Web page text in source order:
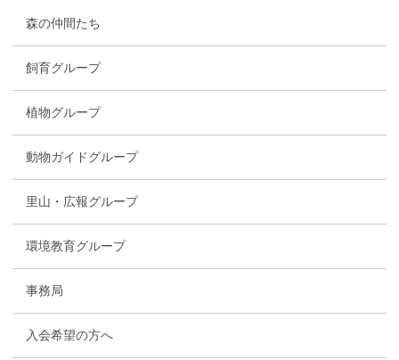
森の仲間たち
飼育グループ
植物グループ
動物ガイドグループ
里山・広報グループ
環境教育グループ
事務局
入会希望の方へ